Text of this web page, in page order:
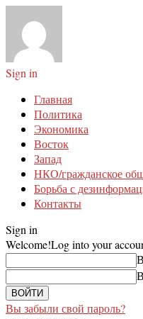
Sign in
Главная
Политика
Экономика
Восток
Запад
НКО/гражданское
Борьба с
Контакты
Sign in
Welcome!Log into your
Вы забыли свой пароль?